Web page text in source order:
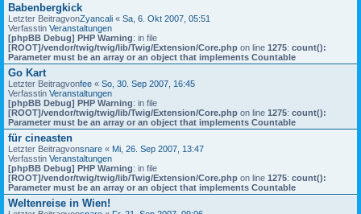
Babenbergkick
Letzter BeitragvonZyancali « Sa, 6. Okt 2007, 05:51
Verfasstin Veranstaltungen
[phpBB Debug] PHP Warning: in file
[ROOT]/vendor/twig/twig/lib/Twig/Extension/Core.php on line 1275: count():
Parameter must be an array or an object that implements Countable
Go Kart
Letzter Beitragvonfee « So, 30. Sep 2007, 16:45
Verfasstin Veranstaltungen
[phpBB Debug] PHP Warning: in file
[ROOT]/vendor/twig/twig/lib/Twig/Extension/Core.php on line 1275: count():
Parameter must be an array or an object that implements Countable
für cineasten
Letzter Beitragvonsnare « Mi, 26. Sep 2007, 13:47
Verfasstin Veranstaltungen
[phpBB Debug] PHP Warning: in file
[ROOT]/vendor/twig/twig/lib/Twig/Extension/Core.php on line 1275: count():
Parameter must be an array or an object that implements Countable
Weltenreise in Wien!